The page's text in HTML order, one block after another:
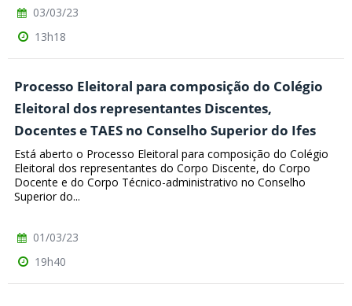
03/03/23
13h18
Processo Eleitoral para composição do Colégio
Eleitoral dos representantes Discentes,
Docentes e TAES no Conselho Superior do Ifes
Está aberto o Processo Eleitoral para composição do Colégio
Eleitoral dos representantes do Corpo Discente, do Corpo
Docente e do Corpo Técnico-administrativo no Conselho
Superior do...
01/03/23
19h40